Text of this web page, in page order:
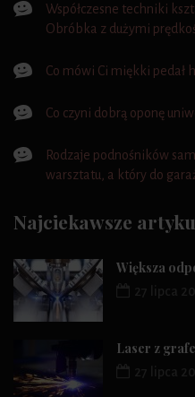
Współczesne techniki
Obróbka z dużymi
Co mówi Ci miękki pedał
Co czyni dobrą oponę
Rodzaje podnośników
warsztatu, a który do
Najciekawsze
Większa
Laser z